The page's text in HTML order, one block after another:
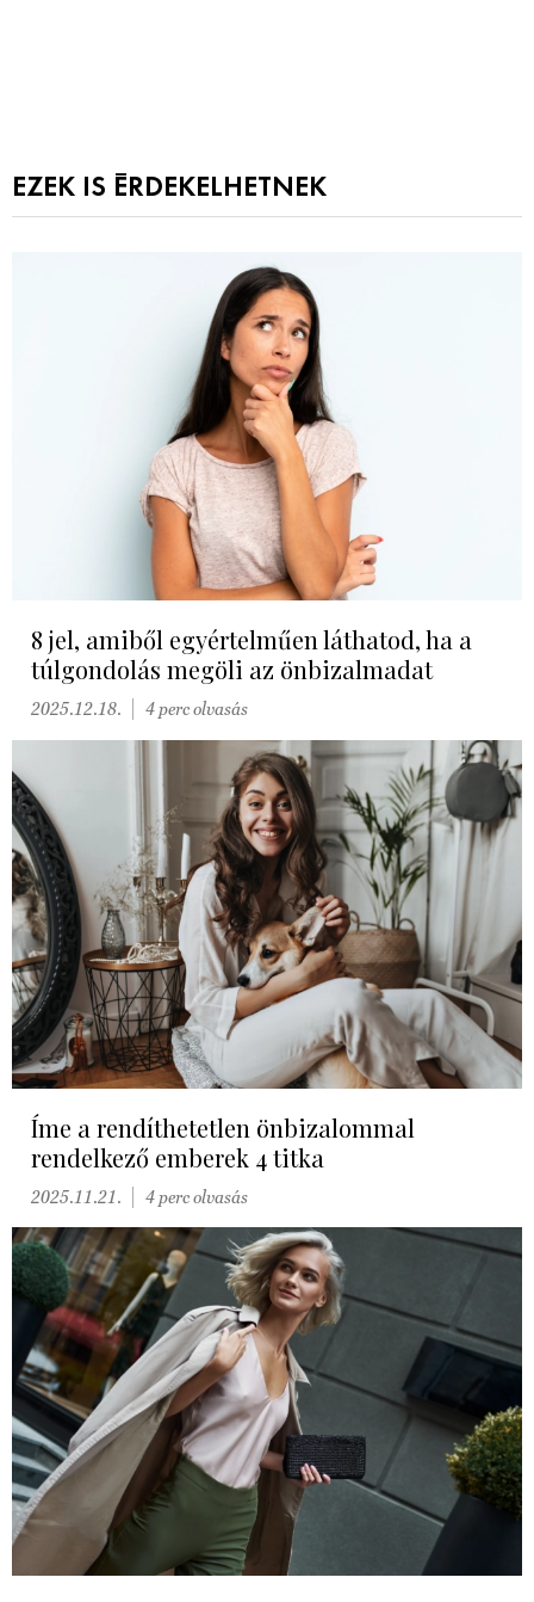
EZEK IS ÉRDEKELHETNEK
8 jel, amiből egyértelműen láthatod, ha a
túlgondolás megöli az önbizalmadat
2025.12.18. 4 perc olvasás
Íme a rendíthetetlen önbizalommal
rendelkező emberek 4 titka
2025.11.21. 4 perc olvasás